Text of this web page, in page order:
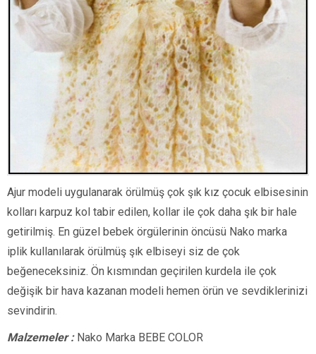
Ajur modeli uygulanarak örülmüş çok şık kız çocuk elbisesinin
kolları karpuz kol tabir edilen, kollar ile çok daha şık bir hale
getirilmiş. En güzel bebek örgülerinin öncüsü Nako marka
iplik kullanılarak örülmüş şık elbiseyi siz de çok
beğeneceksiniz. Ön kısmından geçirilen kurdela ile çok
değişik bir hava kazanan modeli hemen örün ve sevdiklerinizi
sevindirin.
Malzemeler :Nako Marka BEBE COLOR